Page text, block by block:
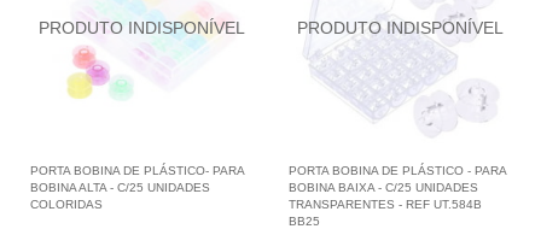
PORTA BOBINA DE PLÁSTICO- PARA
BOBINA ALTA - C/25 UNIDADES
COLORIDAS
PORTA BOBINA DE PLÁSTICO - PARA
BOBINA BAIXA - C/25 UNIDADES
TRANSPARENTES - REF UT.584B
BB25